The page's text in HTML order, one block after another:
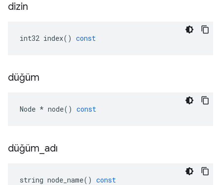
dizin
int32 index() const
düğüm
Node * node() const
düğüm adı
string node_name() const